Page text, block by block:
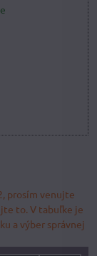
prosím venujte
to. V tabuľke je
a výber správnej